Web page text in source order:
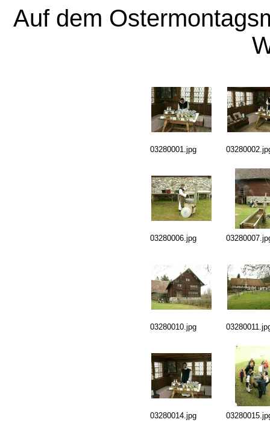
Auf dem
03280001.jpg
03280006.jpg
03280010.jpg
03280014.jpg